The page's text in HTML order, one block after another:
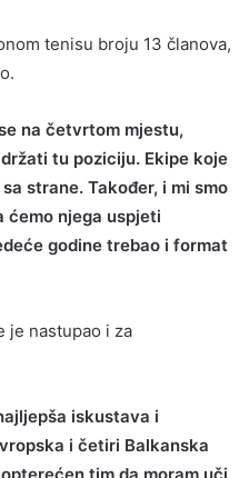
tenisu broju 13 članova,
na četvrtom mjestu,
tu poziciju. Ekipe koje
strane. Također, i mi smo
ćemo njega uspjeti
godine trebao i format
je nastupao i za
iskustava i
i četiri Balkanska